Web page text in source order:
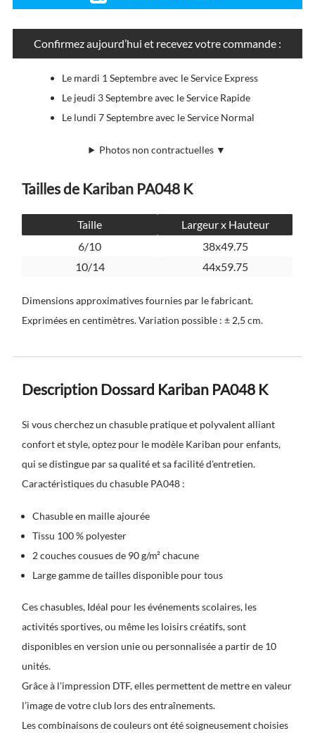
Confirmez aujourd’hui et recevez votre commande :
Le mardi 1 Septembre avec le Service Express
Le jeudi 3 Septembre avec le Service Rapide
Le lundi 7 Septembre avec le Service Normal
Photos non contractuelles ▼
Tailles de Kariban PA048 K
Taille
Largeur x Hauteur
6/10
38x49.75
10/14
44x59.75
Dimensions approximatives fournies par le fabricant.
Exprimées en centimètres. Variation possible : ± 2,5 cm.
Description Dossard Kariban PA048 K
Si vous cherchez un chasuble pratique et polyvalent alliant
confort et style, optez pour le modèle Kariban pour enfants,
qui se distingue par sa qualité et sa facilité d'entretien.
Caractéristiques du chasuble PA048 :
Chasuble en maille ajourée
Tissu 100 % polyester
2 couches cousues de 90 g/m² chacune
Large gamme de tailles disponible pour tous
Ces chasubles, Idéal pour les événements scolaires, les
activités sportives, ou même les loisirs créatifs, sont
disponibles en version unie ou personnalisée a partir de 10
unités.
Grâce à l'impression DTF, elles permettent de mettre en valeur
l’image de votre club lors des entraînements.
Les combinaisons de couleurs ont été soigneusement choisies